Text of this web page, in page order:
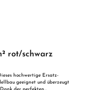
rot/schwarz
hochwertige Ersatz-
geeignet und überzeugt